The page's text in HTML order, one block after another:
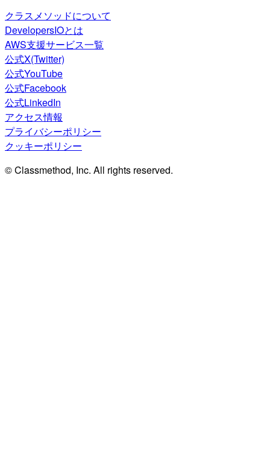
クラスメソッドについて
DevelopersIOとは
AWS支援サービス一覧
公式X(Twitter)
公式YouTube
公式Facebook
公式LinkedIn
アクセス情報
プライバシーポリシー
クッキーポリシー
© Classmethod, Inc. All rights reserved.